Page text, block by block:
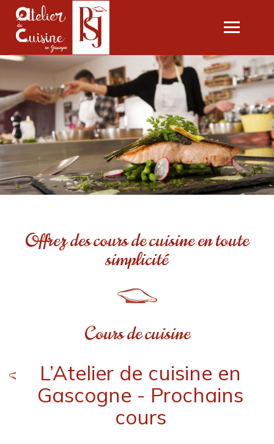
Ouvrir
menu
L'ATELIER
LES COURS
CARTE CADEAU
SÉMINAIRES SUR MESURE
PASCALE CONSULTING
Offrez des cours de cuisine en toute
simplicité
Cours de cuisine
L’Atelier de cuisine en
Gascogne - Prochains
cours